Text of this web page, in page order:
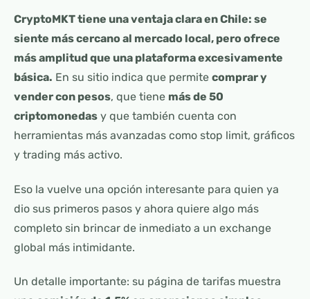
CryptoMKT tiene una ventaja clara en Chile: se
siente más cercano al mercado local, pero ofrece
más amplitud que una plataforma excesivamente
básica. En su sitio indica que permite comprar y
vender con pesos, que tiene más de 50
criptomonedas y que también cuenta con
herramientas más avanzadas como stop limit, gráficos
y trading más activo.
Eso la vuelve una opción interesante para quien ya
dio sus primeros pasos y ahora quiere algo más
completo sin brincar de inmediato a un exchange
global más intimidante.
Un detalle importante: su página de tarifas muestra